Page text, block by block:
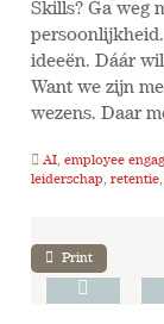
Skills? Ga weg
ideeën. Dáár
Want we zijn
wezens. Daar
AI,employee
leiderschap,retentie
Print